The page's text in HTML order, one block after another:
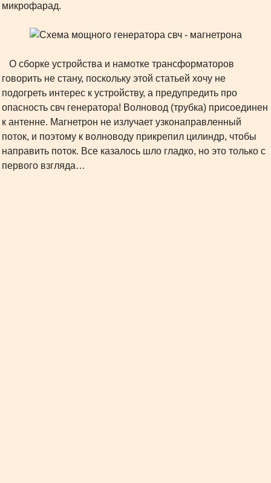
микрофарад.
О сборке устройства и намотке трансформаторов
говорить не стану, поскольку этой статьей хочу не
подогреть интерес к устройству, а предупредить про
опасность свч генератора! Волновод (трубка) присоединен
к антенне. Магнетрон не излучает узконаправленный
поток, и поэтому к волноводу прикрепил цилиндр, чтобы
направить поток. Все казалось шло гладко, но это только с
первого взгляда…